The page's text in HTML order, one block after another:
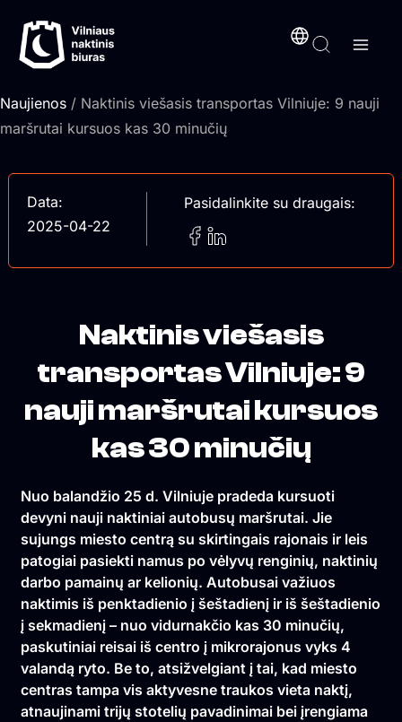
prie
turinio
Naujienos / Naktinis viešasis transportas Vilniuje: 9 nauji
maršrutai kursuos kas 30 minučių
Data:
2025-04-22
Pasidalinkite su draugais:
Naktinis viešasis
transportas Vilniuje: 9
nauji maršrutai kursuos
kas 30 minučių
Nuo balandžio 25 d. Vilniuje pradeda kursuoti
devyni nauji naktiniai autobusų maršrutai. Jie
sujungs miesto centrą su skirtingais rajonais ir leis
patogiai pasiekti namus po vėlyvų renginių, naktinių
darbo pamainų ar kelionių. Autobusai važiuos
naktimis iš penktadienio į šeštadienį ir iš šeštadienio
į sekmadienį – nuo vidurnakčio kas 30 minučių,
paskutiniai reisai iš centro į mikrorajonus vyks 4
valandą ryto. Be to, atsižvelgiant į tai, kad miesto
centras tampa vis aktyvesne traukos vieta naktį,
atnaujinami trijų stotelių pavadinimai bei įrengiama